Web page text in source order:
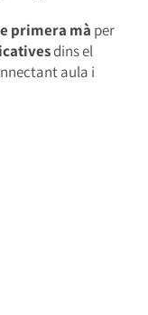
primera mà per
dins el
aula i